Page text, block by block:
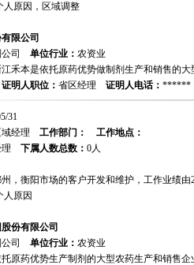
人原因，区域调整
限公司
公司 单位行业： 农资业
禾本是依托原药优势做制剂生产和销售的大
证明人职位： 省区经理 证明人电话： ******
31
域经理 工作部门：
工作地点：
理 下属人数总数： 0人
，衡阳市场的客户开发和维护，工作业绩
人原因
份有限公司
公司 单位行业： 农资业
原药优势生产制剂的大型农药生产和销售企